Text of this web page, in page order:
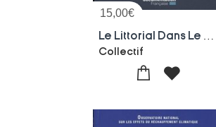
15,00€
Collectif